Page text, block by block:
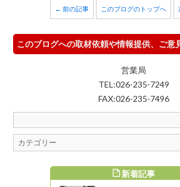
← 前の記事 このブログのトップへ
このブログへの取材依頼や情報提供、ご意
営業局
TEL:026-235-7249
FAX:026-235-7496
新着記事